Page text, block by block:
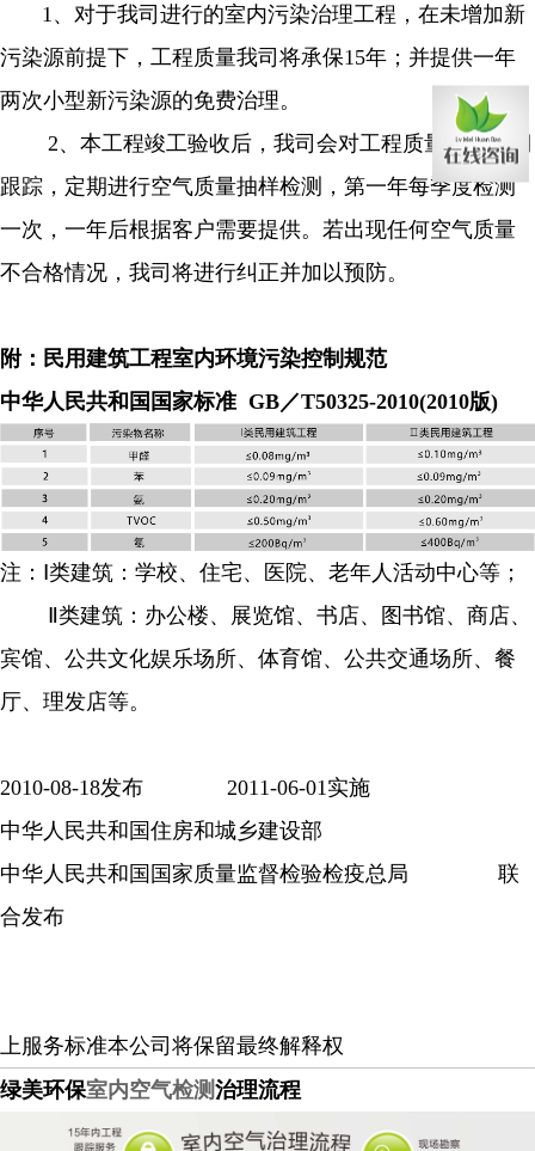
1、对于我司进行的室内污染治理工程，在未增加新
污染源前提下，工程质量我司将承保15年；并提供一年
两次小型新污染源的免费治理。
2、本工程竣工验收后，我司会对工程质量进行长期
跟踪，定期进行空气质量抽样检测，第一年每季度检测
一次，一年后根据客户需要提供。若出现任何空气质量
不合格情况，我司将进行纠正并加以预防。
附：民用建筑工程室内环境污染控制规范
中华人民共和国国家标准 GB／T50325-2010(2010版)
注： Ⅰ类建筑：学校、住宅、医院、老年人活动中心等；
Ⅱ类建筑：办公楼、展览馆、书店、图书馆、商店、
宾馆、公共文化娱乐场所、体育馆、公共交通场所、餐
厅、理发店等。
2010-08-18发布 2011-06-01实施
中华人民共和国住房和城乡建设部
中华人民共和国国家质量监督检验检疫总局
联
合发布
上服务标准本公司将保留最终解释权
绿美环保室内空气检测治理流程